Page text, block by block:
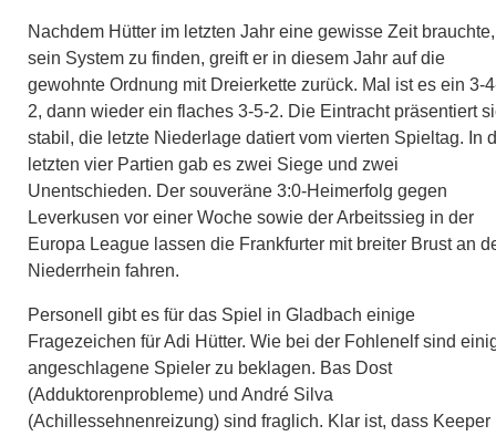
Nachdem Hütter im letzten Jahr eine gewisse Zeit
sein System zu finden, greift er in diesem Jahr auf die
gewohnte Ordnung mit Dreierkette zurück. Mal ist es ein 3-
2, dann wieder ein flaches 3-5-2. Die Eintracht präsentiert
stabil, die letzte Niederlage datiert vom vierten Spieltag. In
letzten vier Partien gab es zwei Siege und zwei
Unentschieden. Der souveräne 3:0-Heimerfolg gegen
Leverkusen vor einer Woche sowie der Arbeitssieg in der
Europa League lassen die Frankfurter mit breiter Brust an
Niederrhein fahren.
Personell gibt es für das Spiel in Gladbach einige
Fragezeichen für Adi Hütter. Wie bei der Fohlenelf sind
angeschlagene Spieler zu beklagen. Bas Dost
(Adduktorenprobleme) und André Silva
(Achillessehnenreizung) sind fraglich. Klar ist, dass Keeper